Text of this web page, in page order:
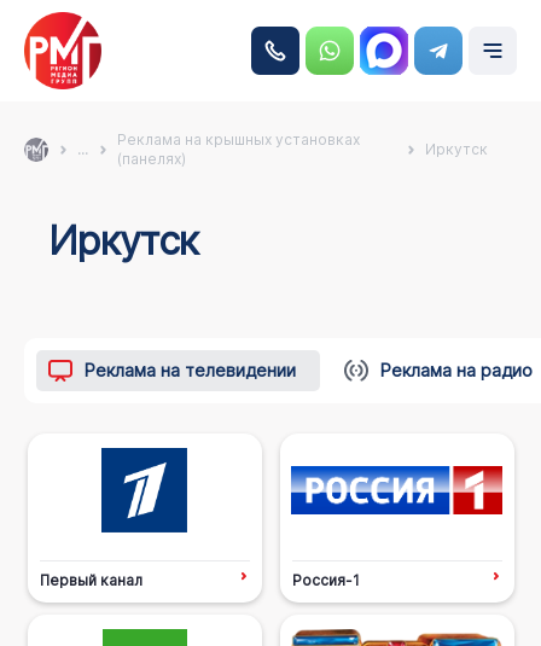
...
Реклама на крышных установках
(панелях)
Иркутск
Иркутск
Реклама на телевидении Реклама на радио
Первый канал Россия-1